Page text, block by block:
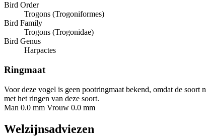
Bird Order
Trogons (Trogoniformes)
Bird Family
Trogons (Trogonidae)
Bird Genus
Harpactes
Ringmaat
Voor deze vogel is geen pootringmaat bekend, omdat de
met het ringen van deze soort.
Man 0.0 mm Vrouw 0.0 mm
Welzijnsadviezen